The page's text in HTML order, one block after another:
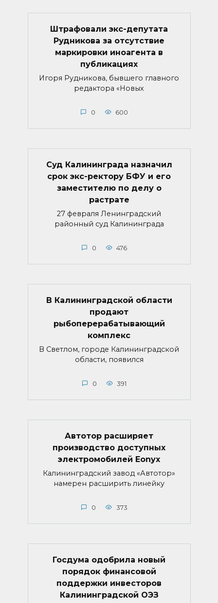
Штрафовали экс-депутата
Рудникова за отсутствие
маркировки иноагента в
публикациях
Игоря Рудникова, бывшего главного
редактора «Новых
0 600
Суд Калининграда назначил
срок экс-ректору БФУ и его
заместителю по делу о
растрате
27 февраля Ленинградский
районный суд Калининграда
0 476
В Калининградской области
продают
рыбоперерабатывающий
комплекс
В Светлом, городе Калининградской
области, появился
0 391
Автотор расширяет
производство доступных
электромобилей Eonyx
Калининградский завод «Автотор»
намерен расширить линейку
0 373
Госдума одобрила новый
порядок финансовой
поддержки инвесторов
Калининградской ОЭЗ